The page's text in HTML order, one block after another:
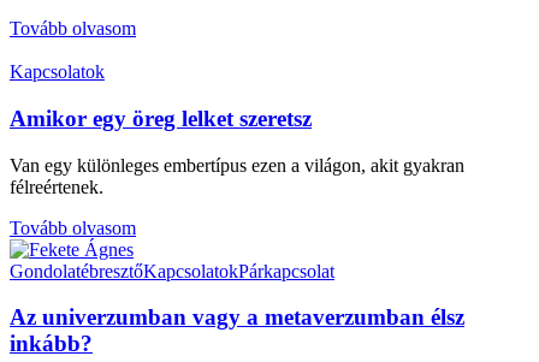
Tovább olvasom
Kapcsolatok
Amikor egy öreg lelket szeretsz
Van egy különleges embertípus ezen a világon, akit gyakran
félreértenek.
Tovább olvasom
GondolatébresztőKapcsolatokPárkapcsolat
Az univerzumban vagy a metaverzumban élsz
inkább?